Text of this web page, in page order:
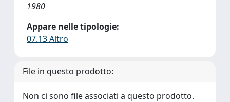
1980
Appare nelle tipologie:
07.13 Altro
File in questo prodotto:
Non ci sono file associati a questo prodotto.